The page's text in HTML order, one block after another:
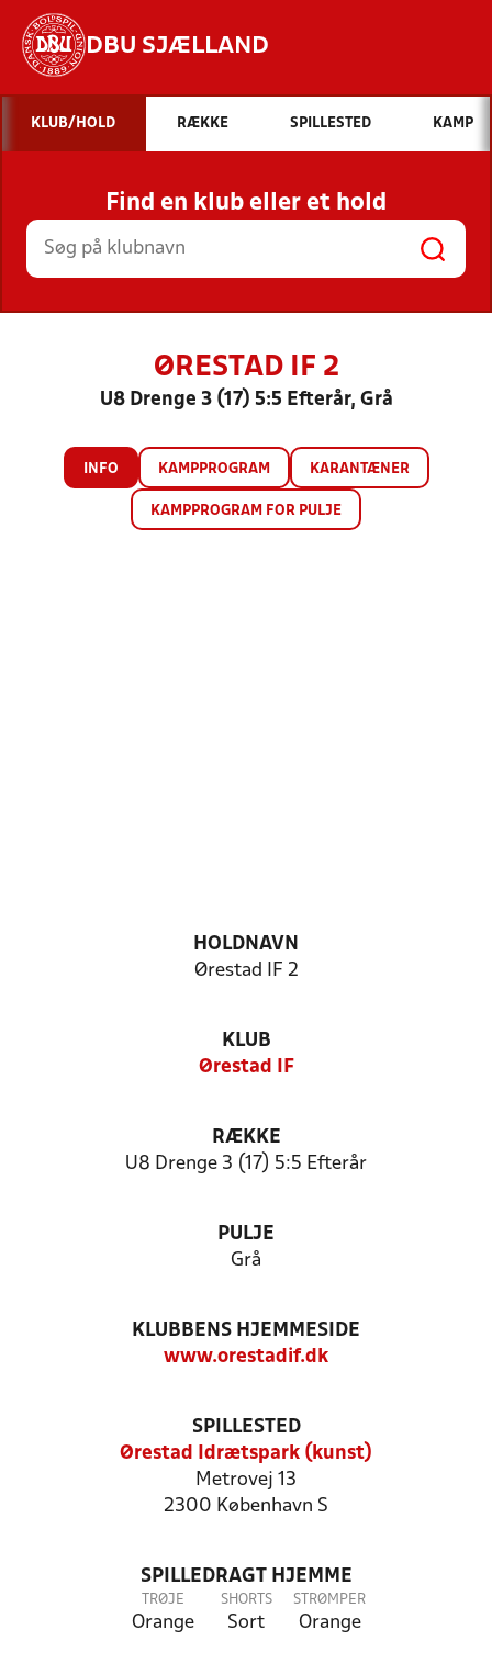
DBU SJÆLLAND
Hvad vil du søge efter?
INDHOLD OG NYHEDER
STILLINGER, RESULTATER, KLUBBER OG
HOLD
KLUB/HOLD RÆKKE SPILLESTED KAMP
Find en klub eller et hold
ØRESTAD IF 2
U8 Drenge 3 (17) 5:5 Efterår, Grå
INFO KAMPPROGRAM KARANTÆNER
KAMPPROGRAM FOR PULJE
HOLDNAVN
Ørestad IF 2
KLUB
Ørestad IF
RÆKKE
U8 Drenge 3 (17) 5:5 Efterår
PULJE
Grå
KLUBBENS HJEMMESIDE
www.orestadif.dk
SPILLESTED
Ørestad Idrætspark (kunst)
Metrovej 13
2300 København S
SPILLEDRAGT HJEMME
TRØJE
Orange
SHORTS
Sort
STRØMPER
Orange